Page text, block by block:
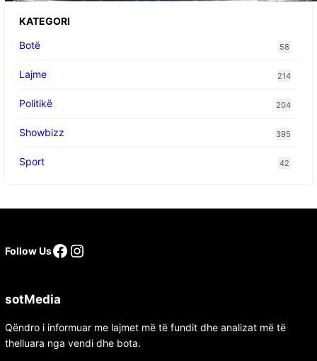
KATEGORI
Botë
58
Lajme 214
Politikë 204
Showbizz 395
Sport 42
Follow Us
sotMedia
Qëndro i informuar me lajmet më të fundit dhe analizat më të
thelluara nga vendi dhe bota.